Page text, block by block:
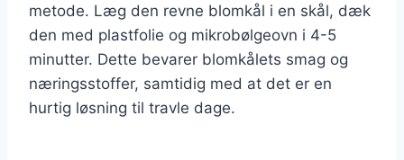
metode. Læg den revne blomkål i en skål, dæk
den med plastfolie og mikrobølgeovn i 4-5
minutter. Dette bevarer blomkålets smag og
næringsstoffer, samtidig med at det er en
hurtig løsning til travle dage.